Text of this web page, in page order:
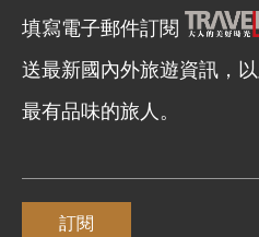
填寫電子郵件訂閱
送最新國內外旅遊資訊，
最有品味的旅人。
訂閱